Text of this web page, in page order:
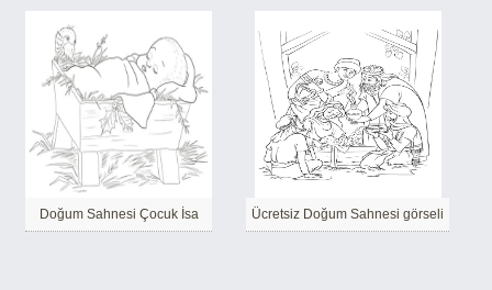
Doğum Sahnesi Çocuk İsa Ücretsiz Doğum Sahnesi görseli